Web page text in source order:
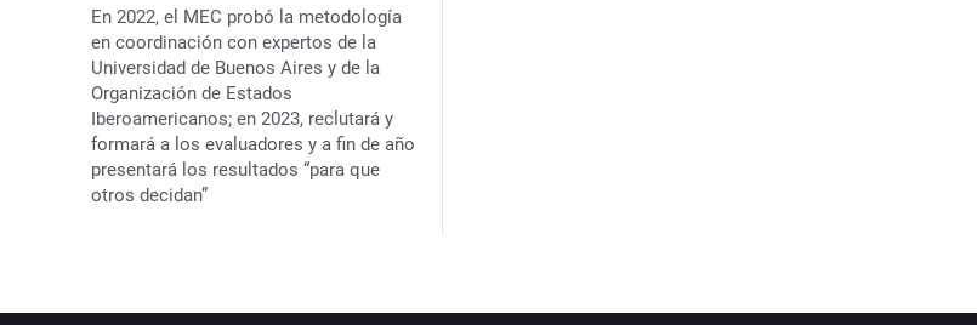
En 2022, el MEC probó la metodología
en coordinación con expertos de la
Universidad de Buenos Aires y de la
Organización de Estados
Iberoamericanos; en 2023, reclutará y
formará a los evaluadores y a fin de año
presentará los resultados “para que
otros decidan”